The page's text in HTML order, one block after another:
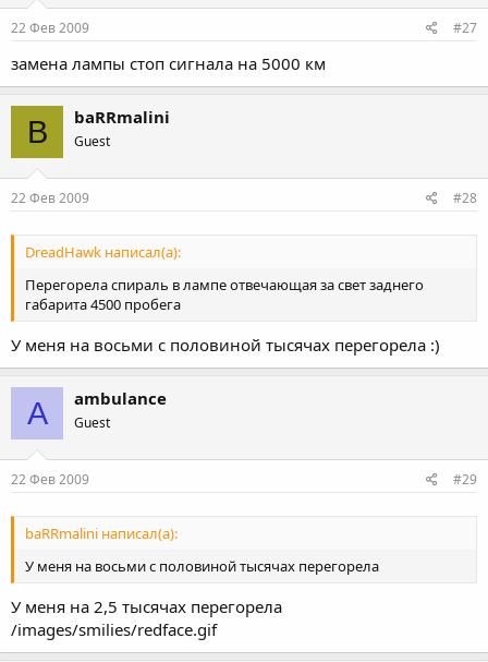
22 Фев 2009 #27
замена лампы стоп сигнала на 5000 км
B baRRmalini
Guest
22 Фев 2009 #28
DreadHawk написал(а):
Перегорела спираль в лампе отвечающая за свет заднего
габарита 4500 пробега
У меня на восьми с половиной тысячах перегорела :)
A ambulance
Guest
22 Фев 2009 #29
baRRmalini написал(а):
У меня на восьми с половиной тысячах перегорела
У меня на 2,5 тысячах перегорела
/images/smilies/redface.gif